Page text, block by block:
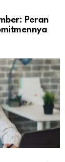
Peran